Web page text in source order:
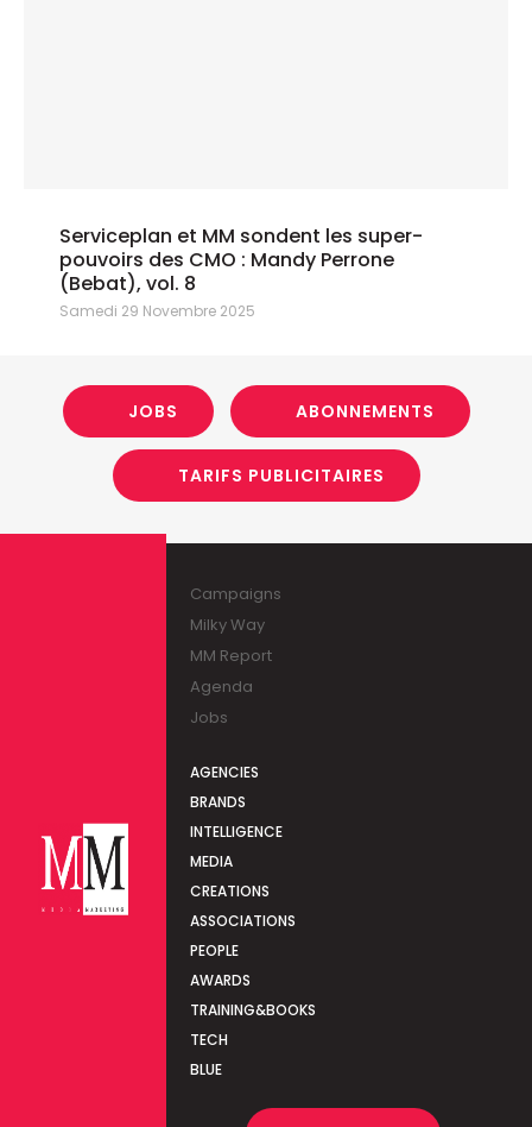
Serviceplan et MM sondent les super-
pouvoirs des CMO : Mandy Perrone
(Bebat), vol. 8
Samedi 29 Novembre 2025
JOBS ABONNEMENTS
TARIFS PUBLICITAIRES
Campaigns
Milky Way
MM Report
Agenda
Jobs
AGENCIES
BRANDS
INTELLIGENCE
MEDIA
CREATIONS
ASSOCIATIONS
PEOPLE
AWARDS
TRAINING&BOOKS
TECH
BLUE